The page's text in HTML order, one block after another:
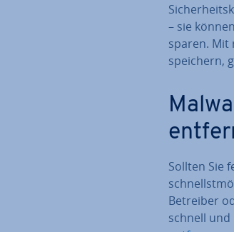
– sie
sparen. Mit
speichern,
Sollten Sie
Betreiber
schnell und